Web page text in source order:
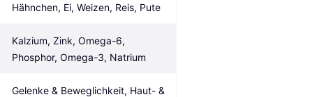
Hähnchen, Ei, Weizen, Reis, Pute
Kalzium, Zink, Omega-6,
Phosphor, Omega-3, Natrium
Gelenke & Beweglichkeit, Haut- &